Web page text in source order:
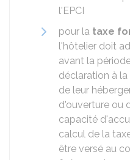
l'EPCI
pour la taxe
l'hôtelier doit
avant la
déclaration à
de leur
d'ouverture ou
capacité
calcul de la
être versé au